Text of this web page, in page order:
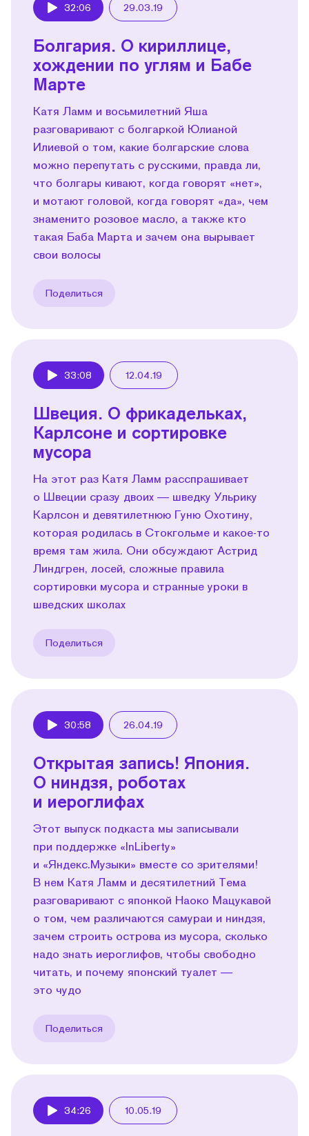
32:06 29.03.19
Болгария. О кириллице,
хождении по углям и Бабе
Марте
Катя Ламм и восьмилетний Яша
разговаривают с болгаркой Юлианой
Илиевой о том, какие болгарские слова
можно перепутать с русскими, правда ли,
что болгары кивают, когда говорят «нет»,
и мотают головой, когда говорят «да», чем
знаменито розовое масло, а также кто
такая Баба Марта и зачем она вырывает
свои волосы
Поделиться
33:08 12.04.19
Швеция. О фрикадельках,
Карлсоне и сортировке
мусора
На этот раз Катя Ламм расспрашивает
о Швеции сразу двоих — шведку Ульрику
Карлсон и девятилетнюю Гуню Охотину,
которая родилась в Стокгольме и какое-то
время там жила. Они обсуждают Астрид
Линдгрен, лосей, сложные правила
сортировки мусора и странные уроки в
шведских школах
Поделиться
30:58 26.04.19
Открытая запись! Япония.
О ниндзя, роботах
и иероглифах
Этот выпуск подкаста мы записывали
при поддержке «InLiberty»
и «Яндекс.Музыки» вместе со зрителями!
В нем Катя Ламм и десятилетний Тема
разговаривают с японкой Наоко Мацукавой
о том, чем различаются самураи и ниндзя,
зачем строить острова из мусора, сколько
надо знать иероглифов, чтобы свободно
читать, и почему японский туалет —
это чудо
Поделиться
34:26 10.05.19